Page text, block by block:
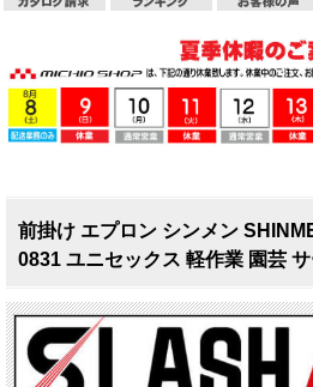
前掛け エプロン シンメン
0831 ユニセックス 軽作業 園芸